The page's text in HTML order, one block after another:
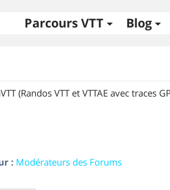
Parcours VTT Blog
(Randos VTT et VTTAE avec traces
: Modérateurs des Forums